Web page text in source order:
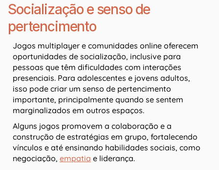
Socialização e senso de
pertencimento
Jogos multiplayer e comunidades online oferecem
oportunidades de socialização, inclusive para
pessoas que têm dificuldades com interações
presenciais. Para adolescentes e jovens adultos,
isso pode criar um senso de pertencimento
importante, principalmente quando se sentem
marginalizados em outros espaços.
Alguns jogos promovem a colaboração e a
construção de estratégias em grupo, fortalecendo
vínculos e até ensinando habilidades sociais, como
negociação, empatia e liderança.